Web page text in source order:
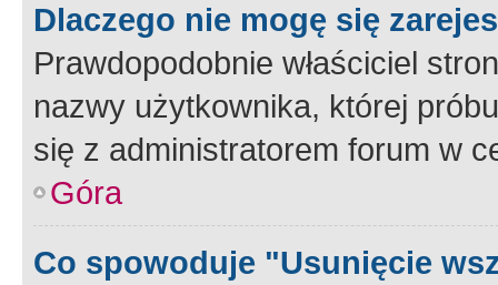
Dlaczego nie mogę się
Prawdopodobnie właściciel
nazwy użytkownika, której
się z administratorem forum w
Góra
Co spowoduje "Usunięcie